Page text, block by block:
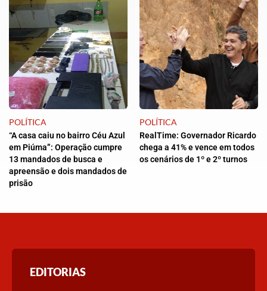
POLÍTICA
“A casa caiu no bairro Céu Azul
em Piúma”: Operação cumpre
13 mandados de busca e
apreensão e dois mandados de
prisão
POLÍTICA
RealTime: Governador Ricardo
chega a 41% e vence em todos
os cenários de 1º e 2º turnos
EDITORIAS